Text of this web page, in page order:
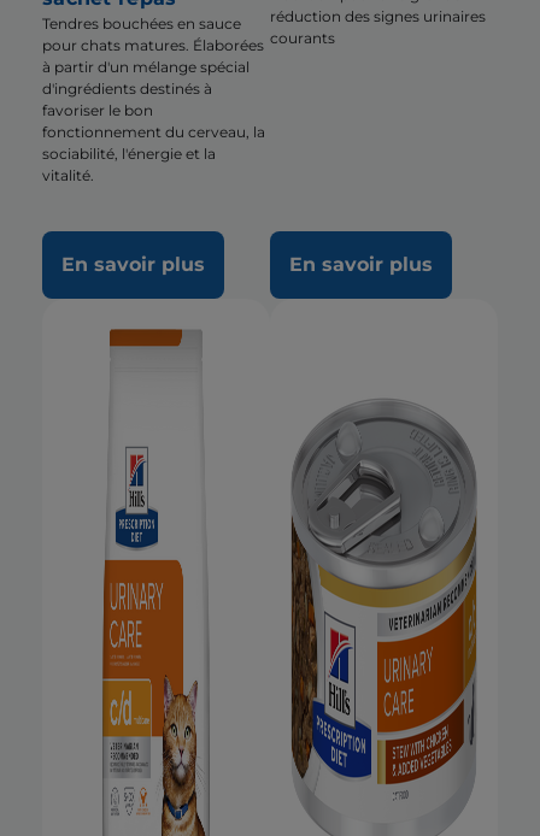
Tendres bouchées en sauce
pour chats matures. Élaborées
à partir d'un mélange spécial
d'ingrédients destinés à
favoriser le bon
fonctionnement du cerveau, la
sociabilité, l'énergie et la
vitalité.
En savoir plus
réduction des signes urinaires
courants
En savoir plus